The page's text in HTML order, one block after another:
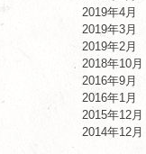
2019年4月
2019年3月
2019年2月
2018年10月
2016年9月
2016年1月
2015年12月
2014年12月